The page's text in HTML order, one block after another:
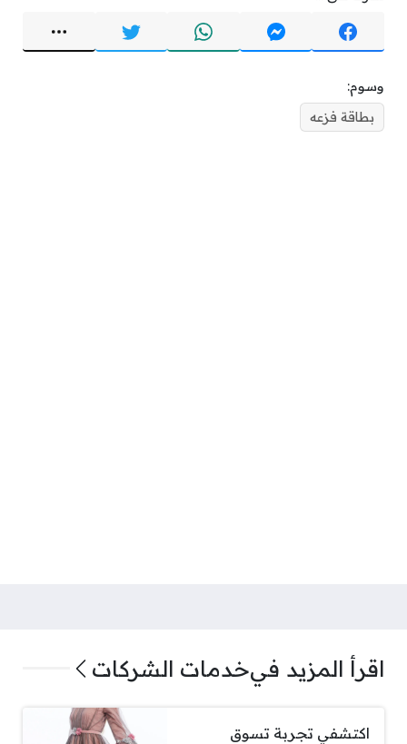
وسوم:
بطاقة فزعه
اقرأ المزيد فيخدمات الشركات
اكتشفي تجربة تسوق